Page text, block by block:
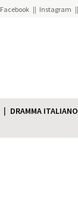
Facebook Instagram
DRAMMA ITALIANO